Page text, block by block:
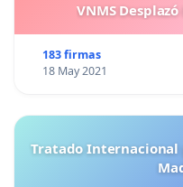
VNMS
183 firmas
18 May 2021
Tratado Internacional